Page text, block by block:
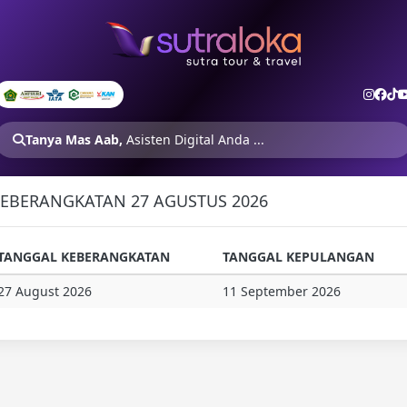
Tanya Mas Aab, Asisten Digital Anda ...
27 AGUSTUS 2026
KEBERANGKATAN
TANGGAL KEPULANGAN
August 2026
11 September 2026